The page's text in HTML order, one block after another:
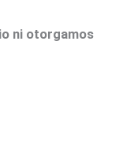
ni otorgamos